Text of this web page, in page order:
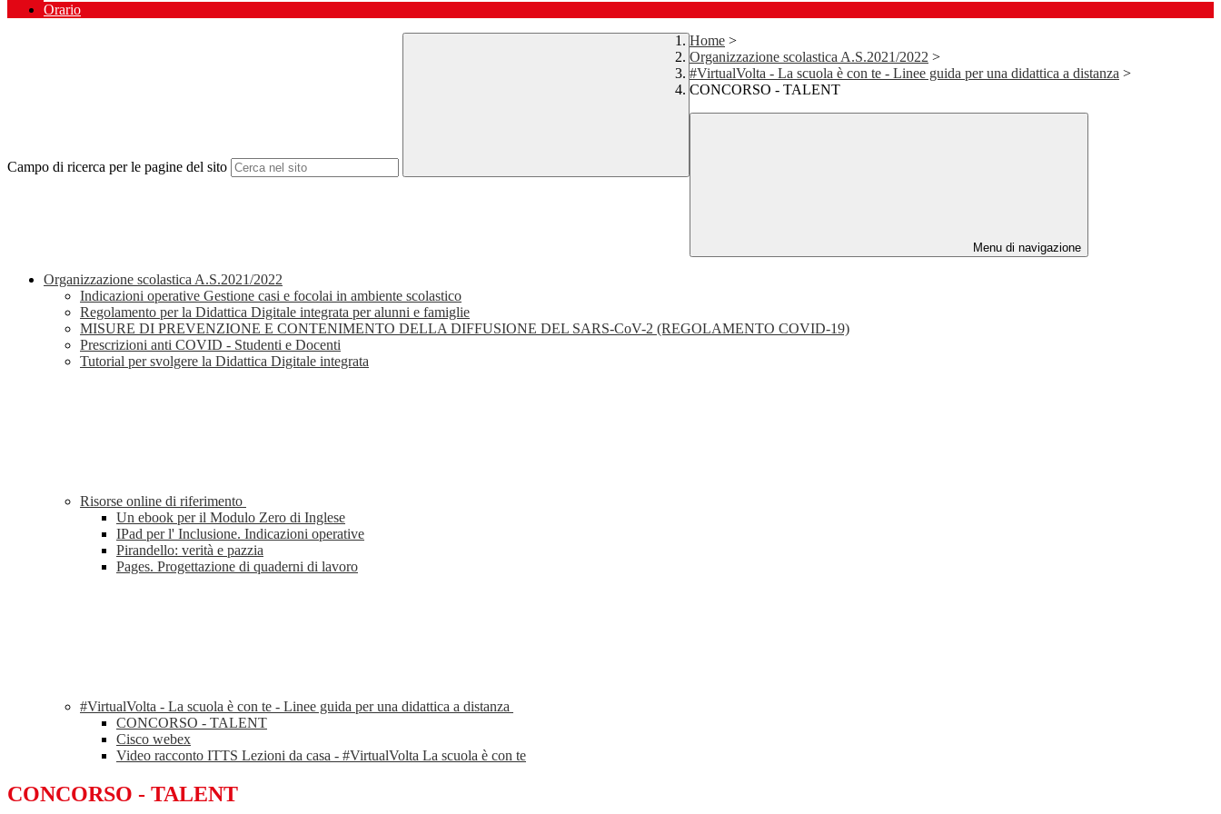
Orario
Campo di ricerca per le pagine del sito
Home >
Organizzazione scolastica A.S.2021/2022 >
#VirtualVolta - La scuola è con te - Linee guida per una didattica a distanza >
CONCORSO - TALENT
Menu di navigazione
Organizzazione scolastica A.S.2021/2022
Indicazioni operative Gestione casi e focolai in ambiente scolastico
Regolamento per la Didattica Digitale integrata per alunni e famiglie
MISURE DI PREVENZIONE E CONTENIMENTO DELLA DIFFUSIONE DEL SARS-CoV-2 (REGOLAMENTO COVID-19)
Prescrizioni anti COVID - Studenti e Docenti
Tutorial per svolgere la Didattica Digitale integrata
Risorse online di riferimento
Un ebook per il Modulo Zero di Inglese
IPad per l' Inclusione. Indicazioni operative
Pirandello: verità e pazzia
Pages. Progettazione di quaderni di lavoro
#VirtualVolta - La scuola è con te - Linee guida per una didattica a distanza
CONCORSO - TALENT
Cisco webex
Video racconto ITTS Lezioni da casa - #VirtualVolta La scuola è con te
CONCORSO - TALENT